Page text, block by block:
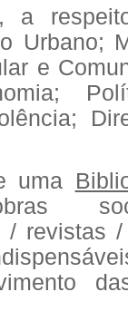
a
Urbano;
e
uma
/ revistas